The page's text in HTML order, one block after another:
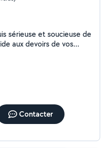
sérieuse et soucieuse de
aux devoirs de vos
Contacter